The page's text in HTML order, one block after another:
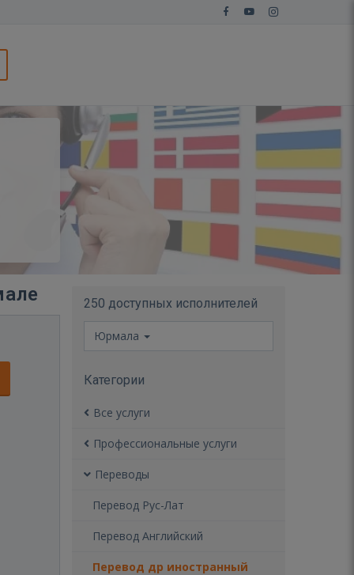
250 доступных исполнителей
Юрмала
Категории
Все услуги
Профессиональные услуги
Переводы
Перевод Рус-Лат
Перевод Английский
Перевод др иностранный